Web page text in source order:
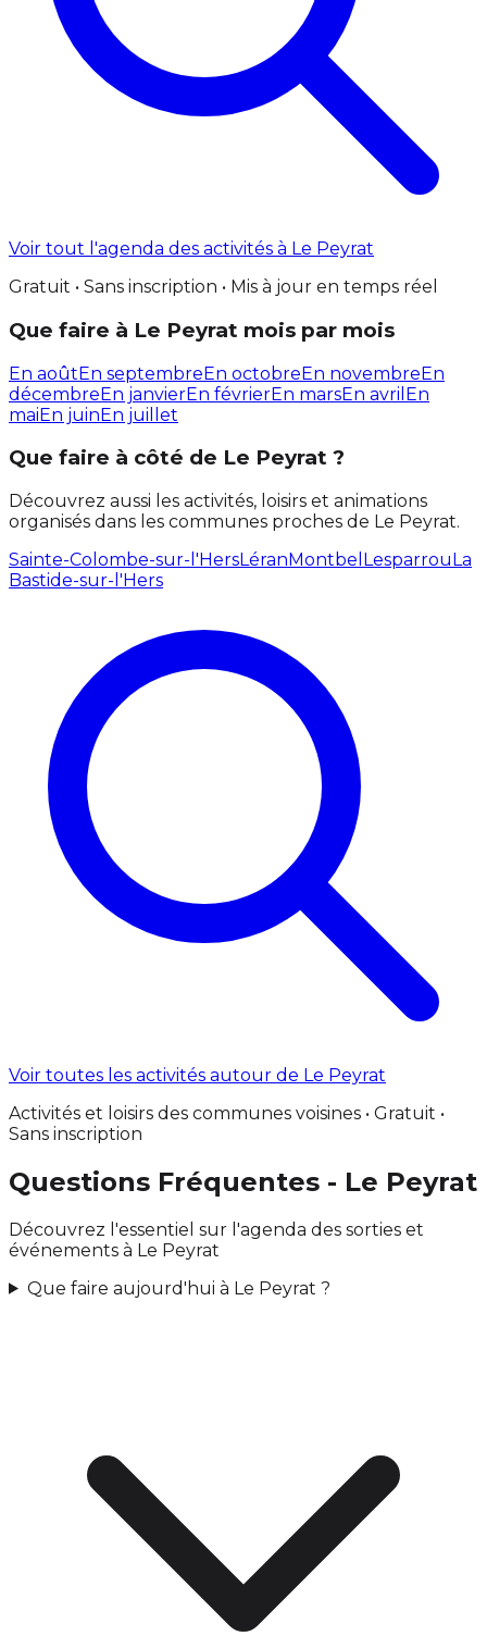
Voir tout l'agenda des activités à Le Peyrat
Gratuit • Sans inscription • Mis à jour en temps réel
Que faire à Le Peyrat mois par mois
En aoûtEn septembreEn octobreEn novembreEn
décembreEn janvierEn févrierEn marsEn avril En
maiEn juinEn juillet
Que faire à côté de Le Peyrat ?
Découvrez aussi les activités, loisirs et animations
organisés dans les communes proches de Le Peyrat.
Sainte-Colombe-sur-l'HersLéranMontbel LesparrouLa
Bastide-sur-l'Hers
Voir toutes les activités autour de Le Peyrat
Activités et loisirs des communes voisines • Gratuit •
Sans inscription
Questions Fréquentes - Le Peyrat
Découvrez l'essentiel sur l'agenda des sorties et
événements à Le Peyrat
Que faire aujourd'hui à Le Peyrat ?